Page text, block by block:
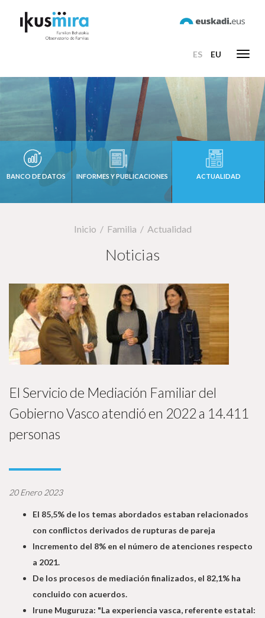
ES EU
BANCO DE DATOS INFORMES Y PUBLICACIONES ACTUALIDAD
Inicio Familia Actualidad
Noticias
El Servicio de Mediación Familiar del
Gobierno Vasco atendió en 2022 a 14.411
personas
20 Enero 2023
El 85,5% de los temas abordados estaban relacionados
con conflictos derivados de rupturas de pareja
Incremento del 8% en el número de atenciones respecto
a 2021.
De los procesos de mediación finalizados, el 82,1% ha
concluido con acuerdos.
Irune Muguruza: "La experiencia vasca, referente estatal: